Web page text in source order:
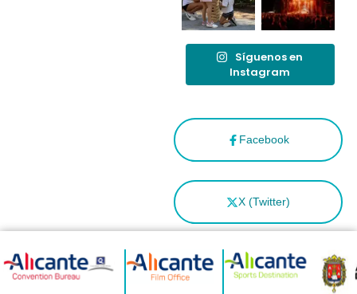
Facebook
X (Twitter)
Síguenos en
Instagram